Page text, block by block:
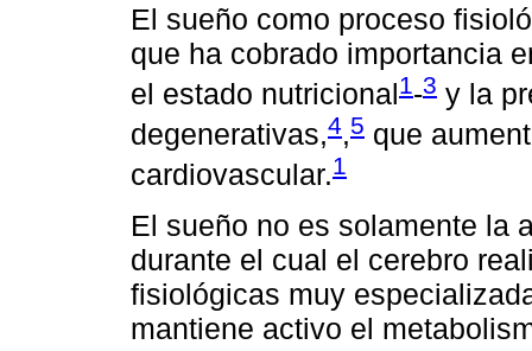
El sueño como proceso
que ha cobrado importancia
el estado nutricional1 -3 y la
degenerativas,4,5 que
cardiovascular.1
El sueño no es solamente la
durante el cual el cerebro
fisiológicas muy
mantiene activo el